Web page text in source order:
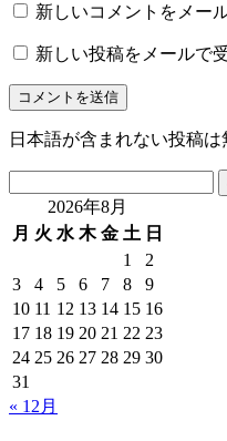
新しいコメントをメー
新しい投稿をメールで
日本語が含まれない投稿
2026年8月
月 火 水 木 金 土 日
1
2
3
4 5 6 7 8
9
10 11 12 13 14 15 16
17 18 19 20 21 22 23
24 25 26 27 28 29 30
31
« 12月